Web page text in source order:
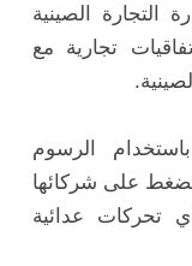
التجارة الصينية
تجارية مع
الرسوم
على شركائها
تحركات عدائية